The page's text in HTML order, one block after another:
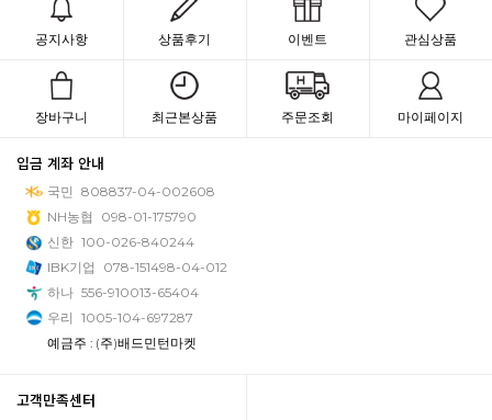
공지사항 상품후기 이벤트 관심상품
장바구니 최근본상품 주문조회 마이페이지
입금 계좌 안내
국민 808837-04-002608
NH농협
098-01-175790
신한 100-026-840244
IBK기업
078-151498-04-012
하나 556-910013-65404
우리 1005-104-697287
예금주 : (주)배드민턴마켓
고객만족센터